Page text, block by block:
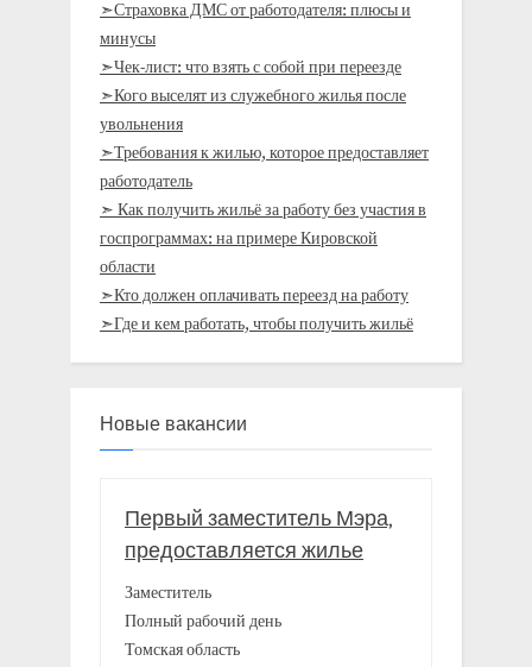
➣Страховка ДМС от работодателя: плюсы и
минусы
➣Чек-лист: что взять с собой при переезде
➣Кого выселят из служебного жилья после
увольнения
➣Требования к жилью, которое предоставляет
работодатель
➣ Как получить жильё за работу без участия в
госпрограммах: на примере Кировской
области
➣Кто должен оплачивать переезд на работу
➣Где и кем работать, чтобы получить жильё
Новые вакансии
Первый заместитель Мэра,
предоставляется жилье
Заместитель
Полный рабочий день
Томская область